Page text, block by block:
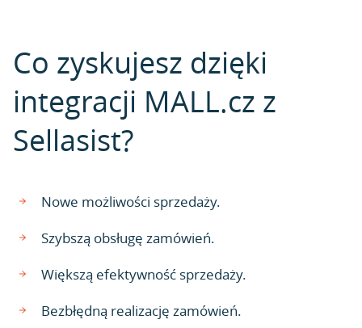
Co zyskujesz dzięki
integracji MALL.cz z
Sellasist?
Nowe możliwości sprzedaży.
Szybszą obsługę zamówień.
Większą efektywność sprzedaży.
Bezbłędną realizację zamówień.